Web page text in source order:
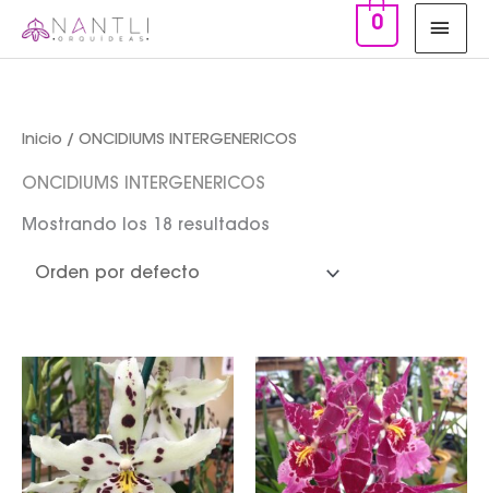
0
Inicio / ONCIDIUMS INTERGENERICOS
ONCIDIUMS INTERGENERICOS
Mostrando los 18 resultados
Rango
de
precios:
desde
$750.00
hasta
$850.00
Rango
de
precios:
desde
$650.00
hasta
$750.00